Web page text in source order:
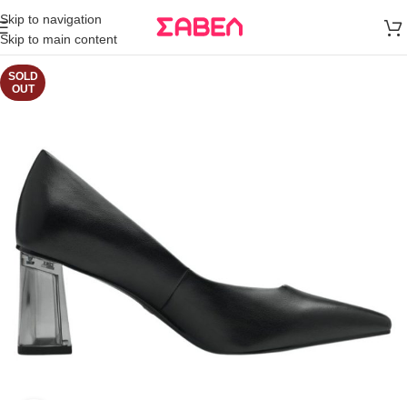
Skip to navigation
Skip to main content
άνω των 80€
Παραγγελία
SOLD
OUT